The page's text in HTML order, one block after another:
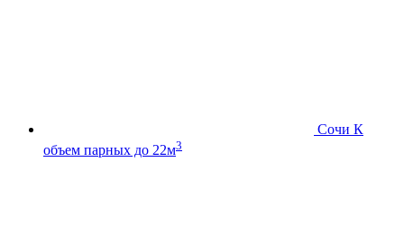
Сочи К
объем парных до 22м3